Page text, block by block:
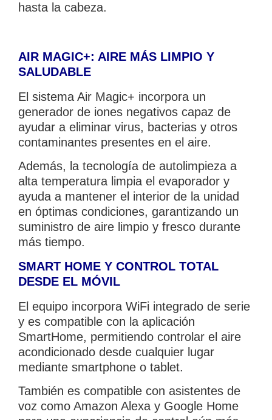
hasta la cabeza.
AIR MAGIC+: AIRE MÁS LIMPIO Y
SALUDABLE
El sistema Air Magic+ incorpora un
generador de iones negativos capaz de
ayudar a eliminar virus, bacterias y otros
contaminantes presentes en el aire.
Además, la tecnología de autolimpieza a
alta temperatura limpia el evaporador y
ayuda a mantener el interior de la unidad
en óptimas condiciones, garantizando un
suministro de aire limpio y fresco durante
más tiempo.
SMART HOME Y CONTROL TOTAL
DESDE EL MÓVIL
El equipo incorpora WiFi integrado de serie
y es compatible con la aplicación
SmartHome, permitiendo controlar el aire
acondicionado desde cualquier lugar
mediante smartphone o tablet.
También es compatible con asistentes de
voz como Amazon Alexa y Google Home